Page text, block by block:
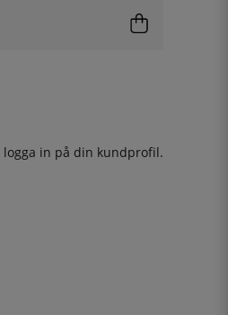
logga in på din kundprofil.